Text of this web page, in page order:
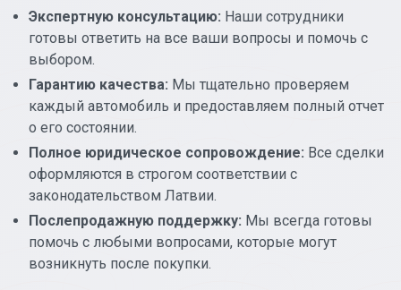
Экспертную консультацию: Наши сотрудники
готовы ответить на все ваши вопросы и помочь с
выбором.
Гарантию качества: Мы тщательно проверяем
каждый автомобиль и предоставляем полный отчет
о его состоянии.
Полное юридическое сопровождение: Все сделки
оформляются в строгом соответствии с
законодательством Латвии.
Послепродажную поддержку: Мы всегда готовы
помочь с любыми вопросами, которые могут
возникнуть после покупки.